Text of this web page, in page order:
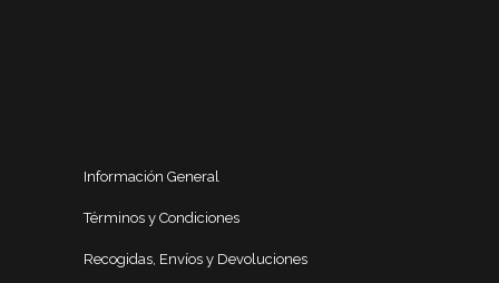
Información General
Términos y Condiciones
Recogidas, Envíos y Devoluciones